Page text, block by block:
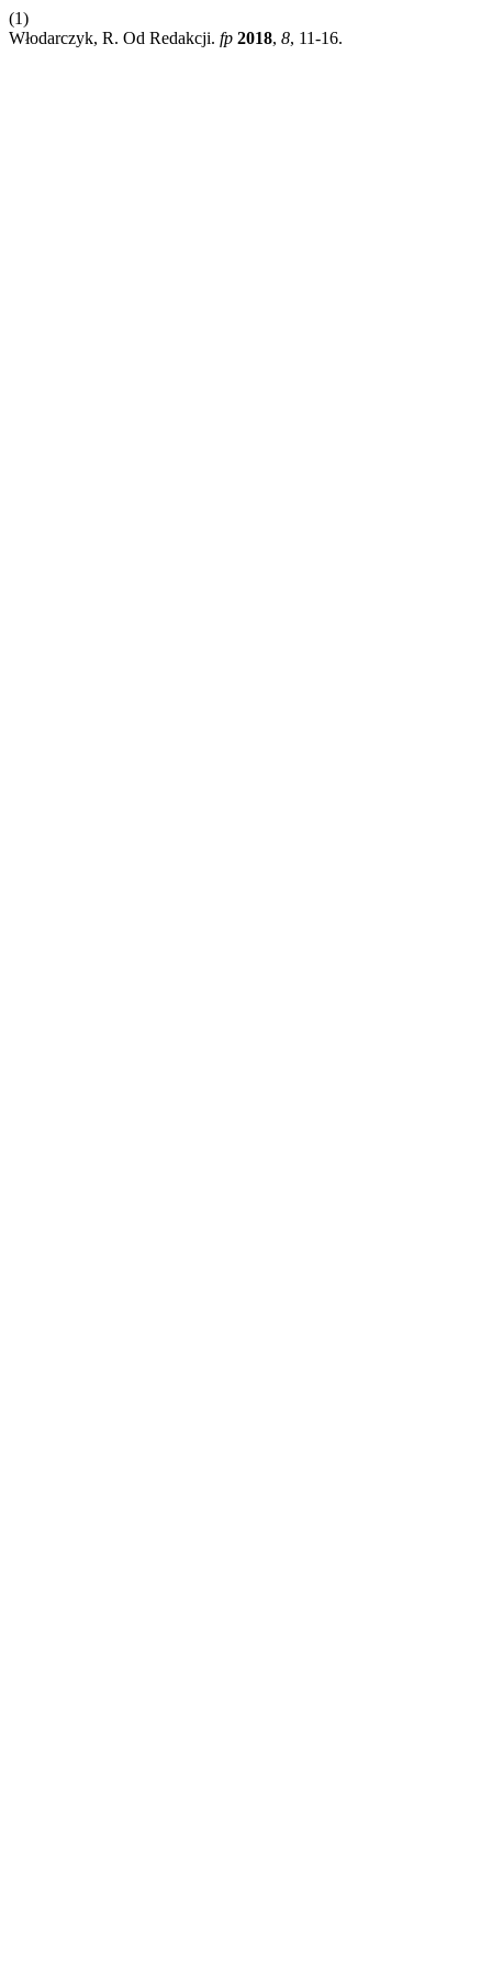
(1)
Włodarczyk, R. Od Redakcji. fp 2018, 8, 11-16.